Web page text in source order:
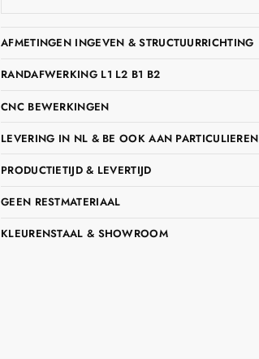
AFMETINGEN INGEVEN & STRUCTUURRICHTING
RANDAFWERKING L1 L2 B1 B2
CNC BEWERKINGEN
LEVERING IN NL & BE OOK AAN PARTICULIEREN
PRODUCTIETIJD & LEVERTIJD
GEEN RESTMATERIAAL
KLEURENSTAAL & SHOWROOM